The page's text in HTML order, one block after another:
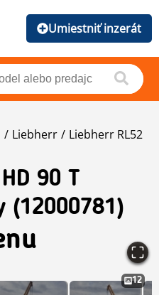
Umiestniť inzerát
Liebherr Liebherr RL52
90 T
(12000781)
12